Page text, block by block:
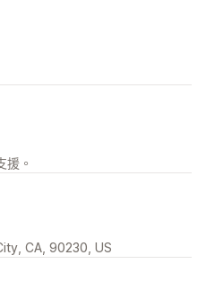
援。
CA, 90230, US